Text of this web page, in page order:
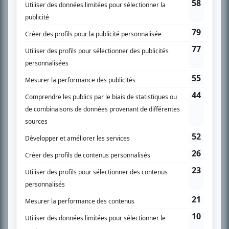
SUR LE RÉSEAU BIZZ MÉDIA
PLAN DU SITE
Accueil
Liste des oeuvres
Recherche avancée
À propos
Nous contacter
Termes et conditions
Politique de confidentialité
Gestion du consentement